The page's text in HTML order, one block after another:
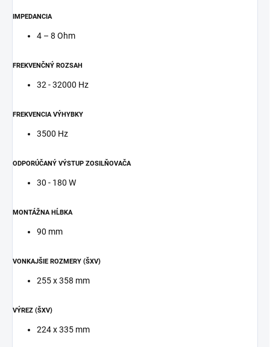
IMPEDANCIA
4 – 8 Ohm
FREKVENČNÝ ROZSAH
32 - 32000 Hz
FREKVENCIA VÝHYBKY
3500 Hz
ODPORÚČANÝ VÝSTUP ZOSILŇOVAČA
30 - 180 W
MONTÁŽNA HĹBKA
90 mm
VONKAJŠIE ROZMERY (ŠXV)
255 x 358 mm
VÝREZ (ŠXV)
224 x 335 mm